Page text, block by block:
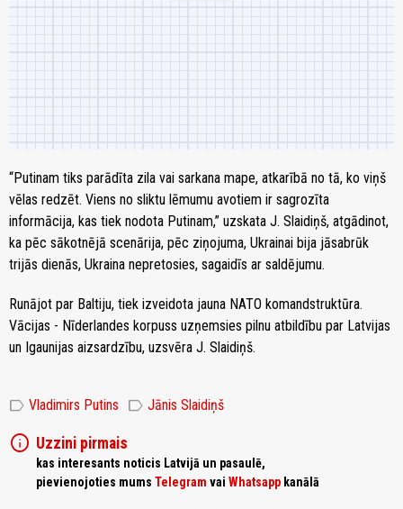
“Putinam tiks parādīta zila vai sarkana mape, atkarībā no tā, ko viņš
vēlas redzēt. Viens no sliktu lēmumu avotiem ir sagrozīta
informācija, kas tiek nodota Putinam,” uzskata J. Slaidiņš, atgādinot,
ka pēc sākotnējā scenārija, pēc ziņojuma, Ukrainai bija jāsabrūk
trijās dienās, Ukraina nepretosies, sagaidīs ar saldējumu.
Runājot par Baltiju, tiek izveidota jauna NATO komandstruktūra.
Vācijas - Nīderlandes korpuss uzņemsies pilnu atbildību par Latvijas
un Igaunijas aizsardzību, uzsvēra J. Slaidiņš.
label Vladimirs Putins label Jānis Slaidiņš
info Uzzini pirmais
kas interesants noticis Latvijā un pasaulē,
pievienojoties mums Telegram vai Whatsapp kanālā